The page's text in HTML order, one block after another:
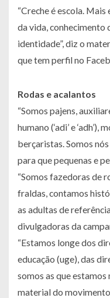
“Creche é escola. Mais
da vida, conhecimento
identidade”, diz o
que tem perfil no
Rodas e acalantos
“Somos pajens,
humano (‘adi’ e
berçaristas. Somos
para que pequenas e
“Somos fazedoras de
fraldas, contamos
as adultas de
divulgadoras da
“Estamos longe dos
educação (uge), das
somos as que estamos
material do movimento.